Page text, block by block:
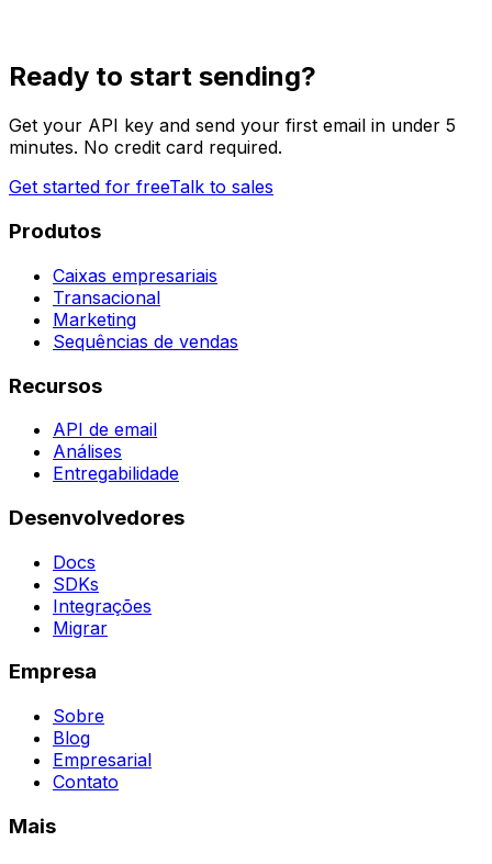
Ready to start sending?
Get your API key and send your first email in under 5
minutes. No credit card required.
Get started for freeTalk to sales
Produtos
Caixas empresariais
Transacional
Marketing
Sequências de vendas
Recursos
API de email
Análises
Entregabilidade
Desenvolvedores
Docs
SDKs
Integrações
Migrar
Empresa
Sobre
Blog
Empresarial
Contato
Mais